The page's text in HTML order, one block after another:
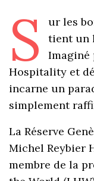
S
ur les
tient un
Imaginé
Hospitality et
incarne un
simplement
La Réserve
Michel Reybier
membre de la